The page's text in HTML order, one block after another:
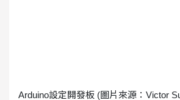
Arduino設定開發板 (圖片來源：Victor